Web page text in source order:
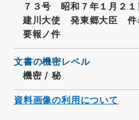
７３号 昭和７年１月２
建川大使 発東郷大臣 件
要報ノ件
文書の機密レベル
機密 / 秘
資料画像の利用について